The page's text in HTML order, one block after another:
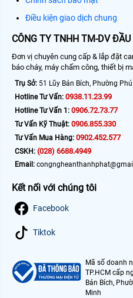
Điều kiện giao dịch chung
CÔNG TY TNHH TM-DV
Đơn vị chuyên cung cấp & lắp đặt
báo cháy, máy chấm công, thiết bị
Trụ Sở: 51 Lũy Bán Bích, Phường
Hotline Tư Vấn: 0938.11.23.99
Hotline Tư Vấn 1: 0906.72.73.77
Tư Vấn Kỹ Thuật: 0906.855.330
Tư Vấn Mua Hàng: 0902.452.577
CSKH: (028) 6688.4949
Email:
Kết nối với chúng tôi
Facebook
Tiktok
Mã số doanh
TP.HCM cấp
Bán Bích,
Minh